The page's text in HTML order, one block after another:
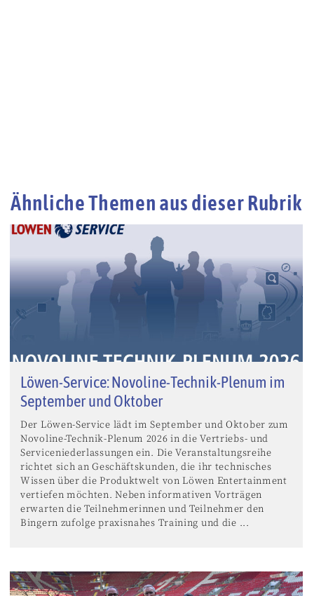
Ähnliche Themen aus dieser Rubrik
Löwen-Service: Novoline-Technik-Plenum im
September und Oktober
Der Löwen-Service lädt im September und Oktober zum
Novoline-Technik-Plenum 2026 in die Vertriebs- und
Serviceniederlassungen ein. Die Veranstaltungsreihe
richtet sich an Geschäftskunden, die ihr technisches
Wissen über die Produktwelt von Löwen Entertainment
vertiefen möchten. Neben informativen Vorträgen
erwarten die Teilnehmerinnen und Teilnehmer den
Bingern zufolge praxisnahes Training und die ...